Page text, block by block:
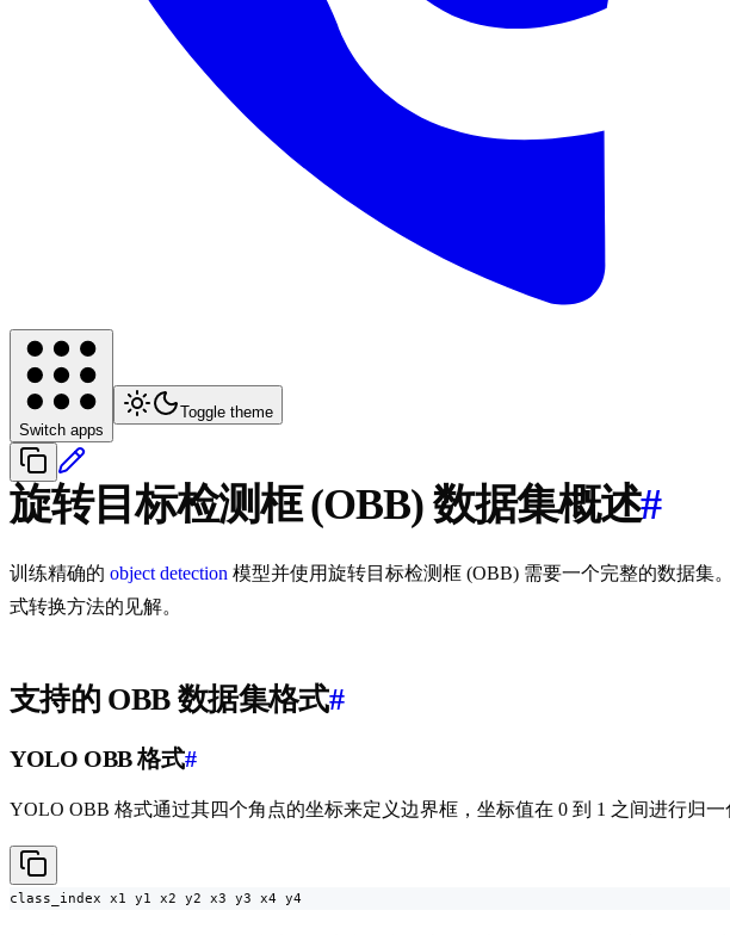
Switch apps
Toggle theme
旋转目标检测框 (OBB) 数据集概述#
训练精确的 object detection 模型并使用旋转目标检测框 (OBB) 需要一个完整的数据集
式转换方法的见解。
支持的 OBB 数据集格式#
YOLO OBB 格式#
YOLO OBB 格式通过其四个角点的坐标来定义边界框，坐标值在 0 到 1 之间进行归一
class_index x1 y1 x2 y2 x3 y3 x4 y4